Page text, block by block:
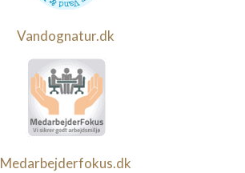
Vandognatur.dk
Medarbejderfokus.dk